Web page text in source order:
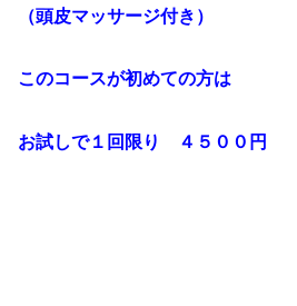
（頭皮マッサージ付き）
このコースが初めての方は
お試しで１回限り ４５００円